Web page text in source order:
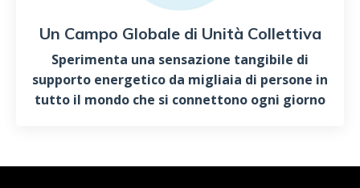
Un Campo Globale di Unità Collettiva
Sperimenta una sensazione tangibile di
supporto energetico da migliaia di persone in
tutto il mondo che si connettono ogni giorno